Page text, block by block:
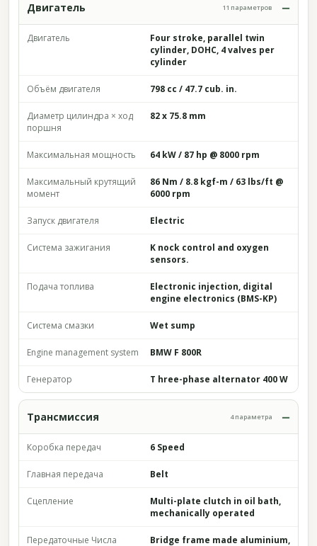
Двигатель 11 параметров
Двигатель
Four stroke, parallel twin
cylinder, DOHC, 4 valves per
cylinder
Объём двигателя 798 cc / 47.7 cub. in.
Диаметр цилиндра × ход
поршня
82 x 75.8 mm
Максимальная мощность 64 kW / 87 hp @ 8000 rpm
Максимальный крутящий
момент
86 Nm / 8.8 kgf-m / 63 lbs/ft @
6000 rpm
Запуск двигателя Electric
Система зажигания
K nock control and oxygen
sensors.
Подача топлива
Electronic injection, digital
engine electronics (BMS-KP)
Система смазки Wet sump
Engine management system BMW F 800R
Генератор T hree-phase alternator 400 W
Трансмиссия 4 параметра
Коробка передач 6 Speed
Главная передача Belt
Сцепление
Multi-plate clutch in oil bath,
mechanically operated
Передаточные Числа Bridge frame made aluminium,